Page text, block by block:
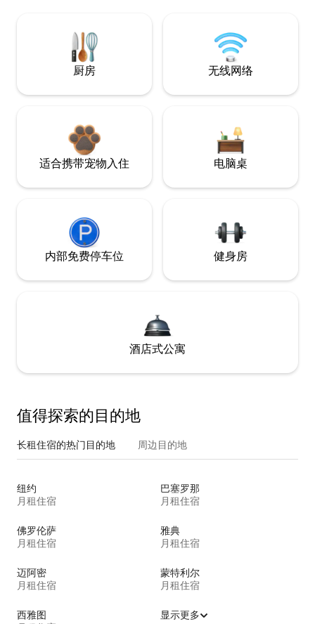
厨房 无线网络
适合携带宠物入住 电脑桌
内部免费停车位 健身房
酒店式公寓
值得探索的目的地
长租住宿的热门目的地 周边目的地
纽约
月租住宿
巴塞罗那
月租住宿
佛罗伦萨
月租住宿
雅典
月租住宿
迈阿密
月租住宿
蒙特利尔
月租住宿
西雅图
显示更多